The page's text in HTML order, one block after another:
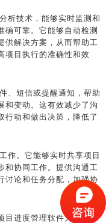
技术，能够实时监测和
确可靠。它能够自动检测
供解决方案，从而帮助工
项目执行的准确性和效
短信或提醒通知，帮助
和变动。这有效减少了沟
行动和做出决策，降低了
。它能够实时共享项目
和协同工作。提供沟通工
讨论和任务分配，加强协
进度管理软件为工程企